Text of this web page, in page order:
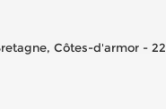
Côtes-d'armor - 22